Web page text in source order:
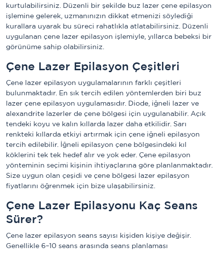
kurtulabilirsiniz. Düzenli bir şekilde buz lazer çene epilasyon
işlemine gelerek, uzmanınızın dikkat etmenizi söylediği
kurallara uyarak bu süreci rahatlıkla atlatabilirsiniz. Düzenli
uygulanan çene lazer epilasyon işlemiyle, yıllarca bebeksi bir
görünüme sahip olabilirsiniz.
Çene Lazer Epilasyon Çeşitleri
Çene lazer epilasyon uygulamalarının farklı çeşitleri
bulunmaktadır. En sık tercih edilen yöntemlerden biri buz
lazer çene epilasyon uygulamasıdır. Diode, iğneli lazer ve
alexandrite lazerler de çene bölgesi için uygulanabilir. Açık
tendeki koyu ve kalın kıllarda lazer daha etkilidir. Sarı
renkteki kıllarda etkiyi artırmak için çene iğneli epilasyon
tercih edilebilir. İğneli epilasyon çene bölgesindeki kıl
köklerini tek tek hedef alır ve yok eder. Çene epilasyon
yönteminin seçimi kişinin ihtiyaçlarına göre planlanmaktadır.
Size uygun olan çeşidi ve çene bölgesi lazer epilasyon
fiyatlarını öğrenmek için bize ulaşabilirsiniz.
Çene Lazer Epilasyonu Kaç Seans
Sürer?
Çene lazer epilasyon seans sayısı kişiden kişiye değişir.
Genellikle 6–10 seans arasında seans planlaması